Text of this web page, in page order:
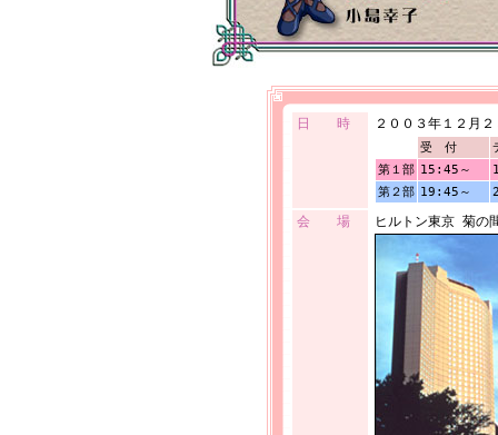
日 時 ２００３年１２月
受 付
第１部 15:45～
第２部 19:45～
会 場 ヒルトン東京 菊の